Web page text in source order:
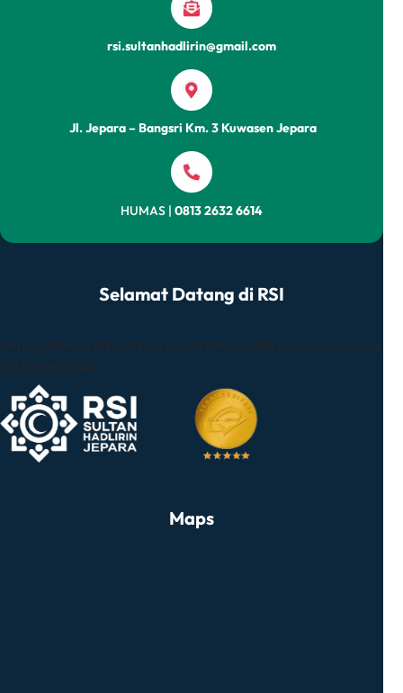
rsi.sultanhadlirin@gmail.com
Jl. Jepara – Bangsri Km. 3 Kuwasen Jepara
HUMAS | 0813 2632 6614
Selamat Datang di RSI
Semoga Memudahkan Akses Pasien Memperoleh Informasi Tentang
RSI Sultan Hadlirin.
Maps